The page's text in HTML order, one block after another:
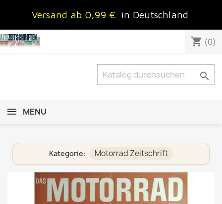
Versand ab 0,99 € in Deutschland
shopping_cart (0)

MENU
Kategorie: Motorrad Zeitschrift